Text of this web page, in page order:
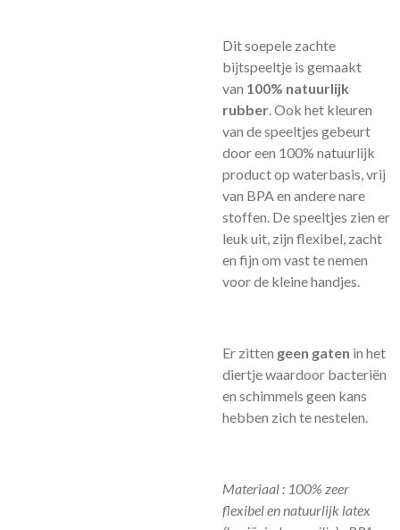
Dit soepele zachte
bijtspeeltje is gemaakt
van 100% natuurlijk
rubber. Ook het kleuren
van de speeltjes gebeurt
door een 100% natuurlijk
product op waterbasis, vrij
van BPA en andere nare
stoffen. De speeltjes zien er
leuk uit, zijn flexibel, zacht
en fijn om vast te nemen
voor de kleine handjes.
Er zitten geen gaten in het
diertje waardoor bacteriën
en schimmels geen kans
hebben zich te nestelen.
Materiaal : 100% zeer
flexibel en natuurlijk latex